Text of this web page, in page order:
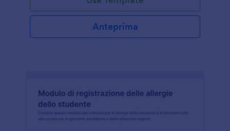
Anteprima